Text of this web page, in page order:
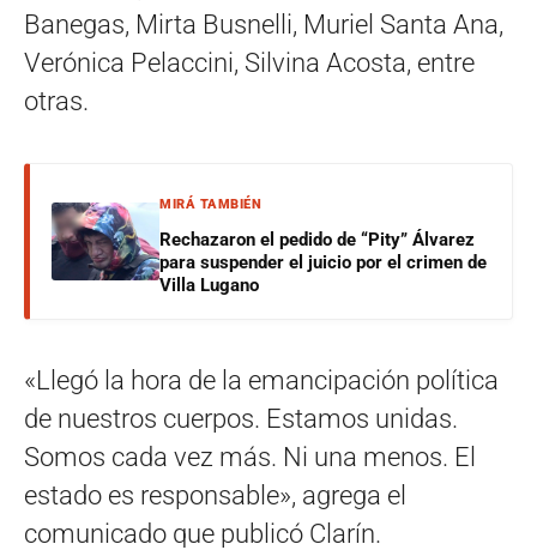
Banegas, Mirta Busnelli, Muriel Santa Ana,
Verónica Pelaccini, Silvina Acosta, entre
otras.
MIRÁ TAMBIÉN
Rechazaron el pedido de “Pity” Álvarez
para suspender el juicio por el crimen de
Villa Lugano
«Llegó la hora de la emancipación política
de nuestros cuerpos. Estamos unidas.
Somos cada vez más. Ni una menos. El
estado es responsable», agrega el
comunicado que publicó Clarín.